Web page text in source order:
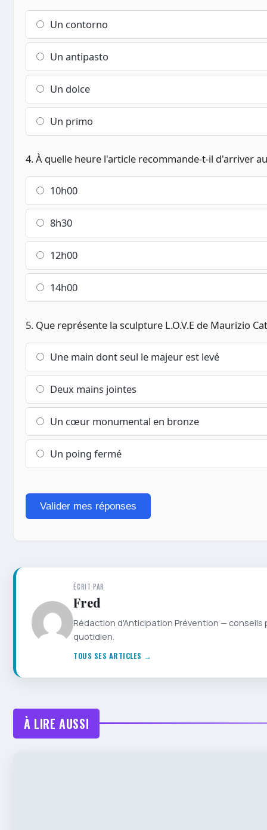
Un contorno
Un antipasto
Un dolce
Un primo
4. À quelle heure l'article recommande-t-il d'arriver
10h00
8h30
12h00
14h00
5. Que représente la sculpture L.O.V.E de Maurizio
Une main dont seul le majeur est levé
Deux mains jointes
Un cœur monumental en bronze
Un poing fermé
Valider mes réponses
ÉCRIT PAR
Fred
Rédaction d'Anticipation Prévention —
quotidien.
TOUS SES ARTICLES →
À LIRE AUSSI